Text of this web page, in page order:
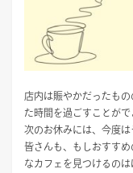
店内は賑やかだったも
た時間を過ごすことが
次のお休みには、今度
皆さんも、もしおすす
なカフェを見つけるのは